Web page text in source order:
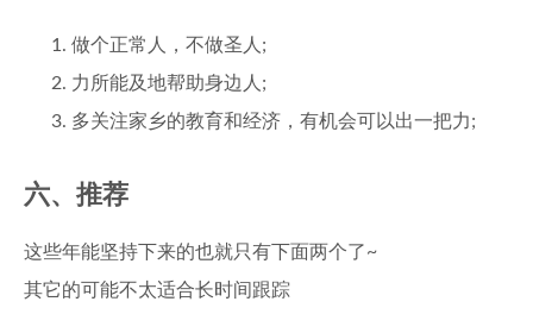
做个正常人，不做圣人;
力所能及地帮助身边人;
多关注家乡的教育和经济，有机会可以出一把力;
六、推荐
这些年能坚持下来的也就只有下面两个了~
其它的可能不太适合长时间跟踪